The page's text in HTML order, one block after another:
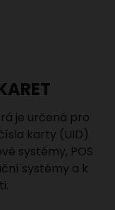
je určená pro
karty (UID).
systémy, POS
systémy a k